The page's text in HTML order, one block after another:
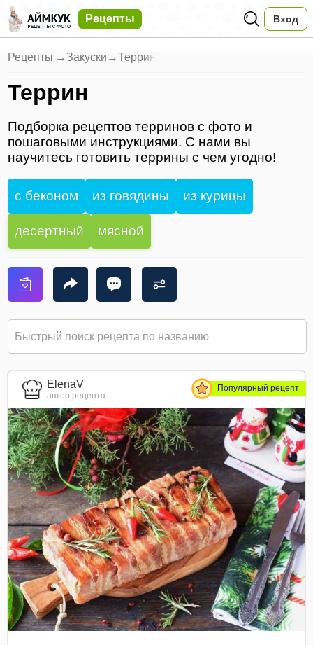
Рецепты Вход
Рецепты → Закуски →Террин
Террин
Подборка рецептов терринов с фото и
пошаговыми инструкциями. С нами вы
научитесь готовить террины с чем угодно!
с беконом из говядины из курицы
десертный мясной
ElenaV
автор рецепта
Популярный рецепт